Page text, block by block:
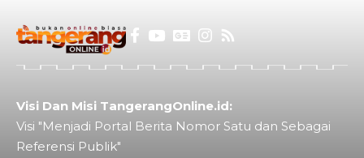
Visi Dan Misi TangerangOnline.id:
Visi "Menjadi Portal Berita Nomor Satu dan Sebagai
Referensi Publik"